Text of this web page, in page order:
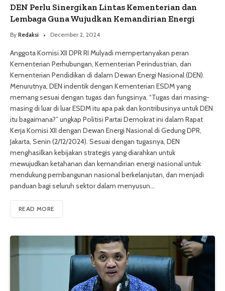
DEN Perlu Sinergikan Lintas Kementerian dan
Lembaga Guna Wujudkan Kemandirian Energi
By Redaksi December 2, 2024
Anggota Komisi XII DPR RI Mulyadi mempertanyakan peran
Kementerian Perhubungan, Kementerian Perindustrian, dan
Kementerian Pendidikan di dalam Dewan Energi Nasional (DEN).
Menurutnya, DEN indentik dengan Kementerian ESDM yang
memang sesuai dengan tugas dan fungsinya. “Tugas dari masing-
masing di luar di luar ESDM itu apa pak dan kontribusinya untuk DEN
itu bagaimana?” ungkap Politisi Partai Demokrat ini dalam Rapat
Kerja Komisi XII dengan Dewan Energi Nasional di Gedung DPR,
Jakarta, Senin (2/12/2024). Sesuai dengan tugasnya, DEN
menghasilkan kebijakan strategis yang diarahkan untuk
mewujudkan ketahanan dan kemandirian energi nasional untuk
mendukung pembangunan nasional berkelanjutan, dan menjadi
panduan bagi seluruh sektor dalam menyusun…
READ MORE